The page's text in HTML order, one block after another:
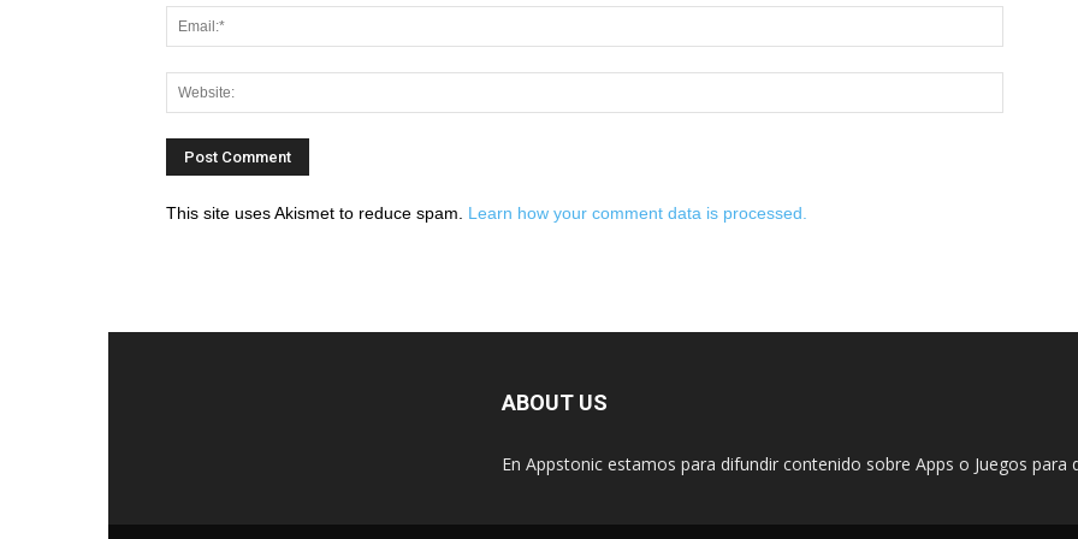
This site uses Akismet to reduce spam. Learn how your comment data is processed.
ABOUT US
En Appstonic estamos para difundir contenido sobre Apps o Juegos para